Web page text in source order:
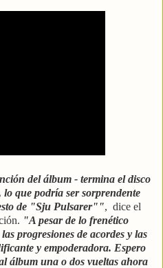
del álbum - termina el disco
que podría ser sorprendente
de "Sju Pulsarer"", dice el
"A pesar de lo frenético
progresiones de acordes y las
y empoderadora. Espero
álbum una o dos vueltas ahora